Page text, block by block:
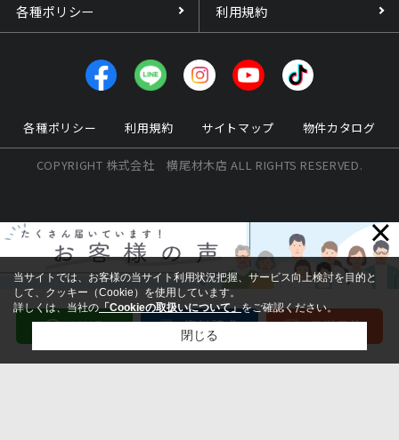
各種ポリシー 利用規約
各種ポリシー 利用規約 サイトマップ 物件カタログ
COPYRIGHT 株式会社 横尾材木店 ALL RIGHTS RESERVED.
×
当サイトでは、お客様の当サイト利用状況把握、サービス向上検討を目的と
して、クッキー（Cookie）を使用しています。
詳しくは、当社の「Cookieの取扱いについて」をご確認ください。
閉じる